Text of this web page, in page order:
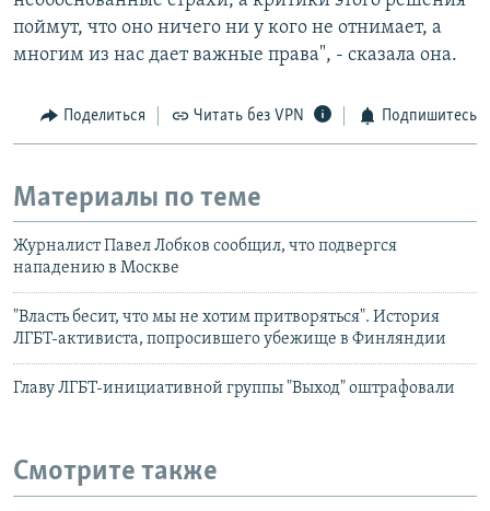
поймут, что оно ничего ни у кого не отнимает, а
многим из нас дает важные права", - сказала она.
Поделиться Читать без VPN Подпишитесь
Материалы по теме
Журналист Павел Лобков сообщил, что подвергся
нападению в Москве
"Власть бесит, что мы не хотим притворяться". История
ЛГБТ-активиста, попросившего убежище в Финляндии
Главу ЛГБТ-инициативной группы "Выход" оштрафовали
Смотрите также